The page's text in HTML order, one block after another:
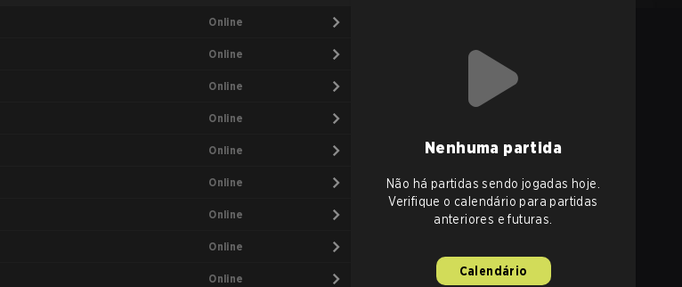
Online
Online
Online
Online
Online
Online
Online
Online
Online
Nenhuma partida
Não há partidas sendo jogadas hoje.
Verifique o calendário para partidas
anteriores e futuras.
Calendário